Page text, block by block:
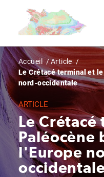
contenu
Fil
d'Ariane
Accueil
Article
Le Crétacé terminal et
nord-occidentale
ARTICLE
Le
Paléocène
l'Europe